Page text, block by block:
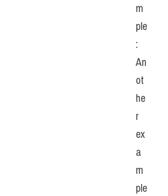
m
ple
:
An
ot
he
r
ex
a
m
ple